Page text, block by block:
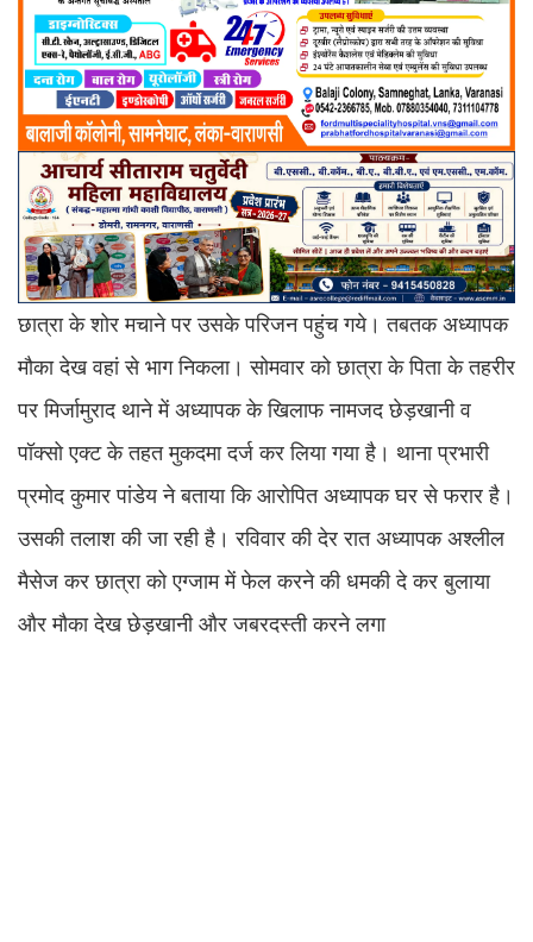
छात्रा के शोर मचाने पर उसके परिजन पहुंच गये। तबतक अध्यापक
मौका देख वहां से भाग निकला। सोमवार को छात्रा के पिता के तहरीर
पर मिर्जामुराद थाने में अध्यापक के खिलाफ नामजद छेड़खानी व
पॉक्सो एक्ट के तहत मुकदमा दर्ज कर लिया गया है। थाना प्रभारी
प्रमोद कुमार पांडेय ने बताया कि आरोपित अध्यापक घर से फरार है।
उसकी तलाश की जा रही है। रविवार की देर रात अध्यापक अश्लील
मैसेज कर छात्रा को एग्जाम में फेल करने की धमकी दे कर बुलाया
और मौका देख छेड़खानी और जबरदस्ती करने लगा